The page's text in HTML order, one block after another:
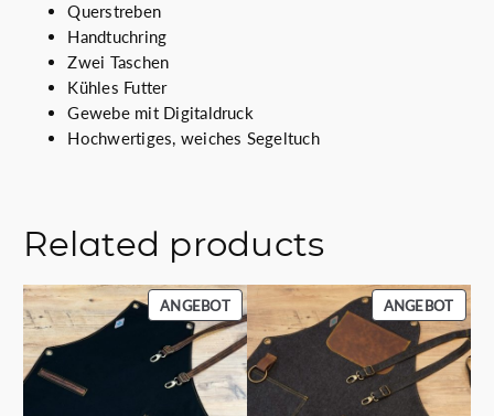
:
6
7
.
0
0
0
€
.
Querstreben
Handtuchring
Zwei Taschen
Kühles Futter
Gewebe mit Digitaldruck
Hochwertiges, weiches Segeltuch
Related products
ANGEBOTPRODUKT
IM
ANGEBOT
ANGEBOT
IM